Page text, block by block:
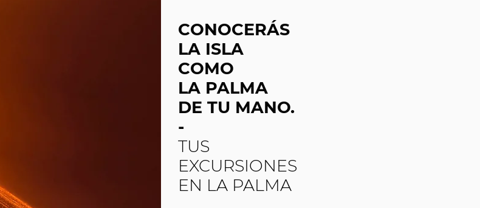
CONOCERÁS
LA ISLA
COMO
LA PALMA
DE TU MANO.
-
TUS
EXCURSIONES
EN LA PALMA